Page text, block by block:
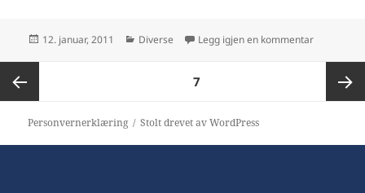
Publisert
12. januar, 2011 Kategorier
Diverse Legg igjen en kommentartil Half
Forrige
SIDE7
Personvernerklæring Stolt drevet av WordPress